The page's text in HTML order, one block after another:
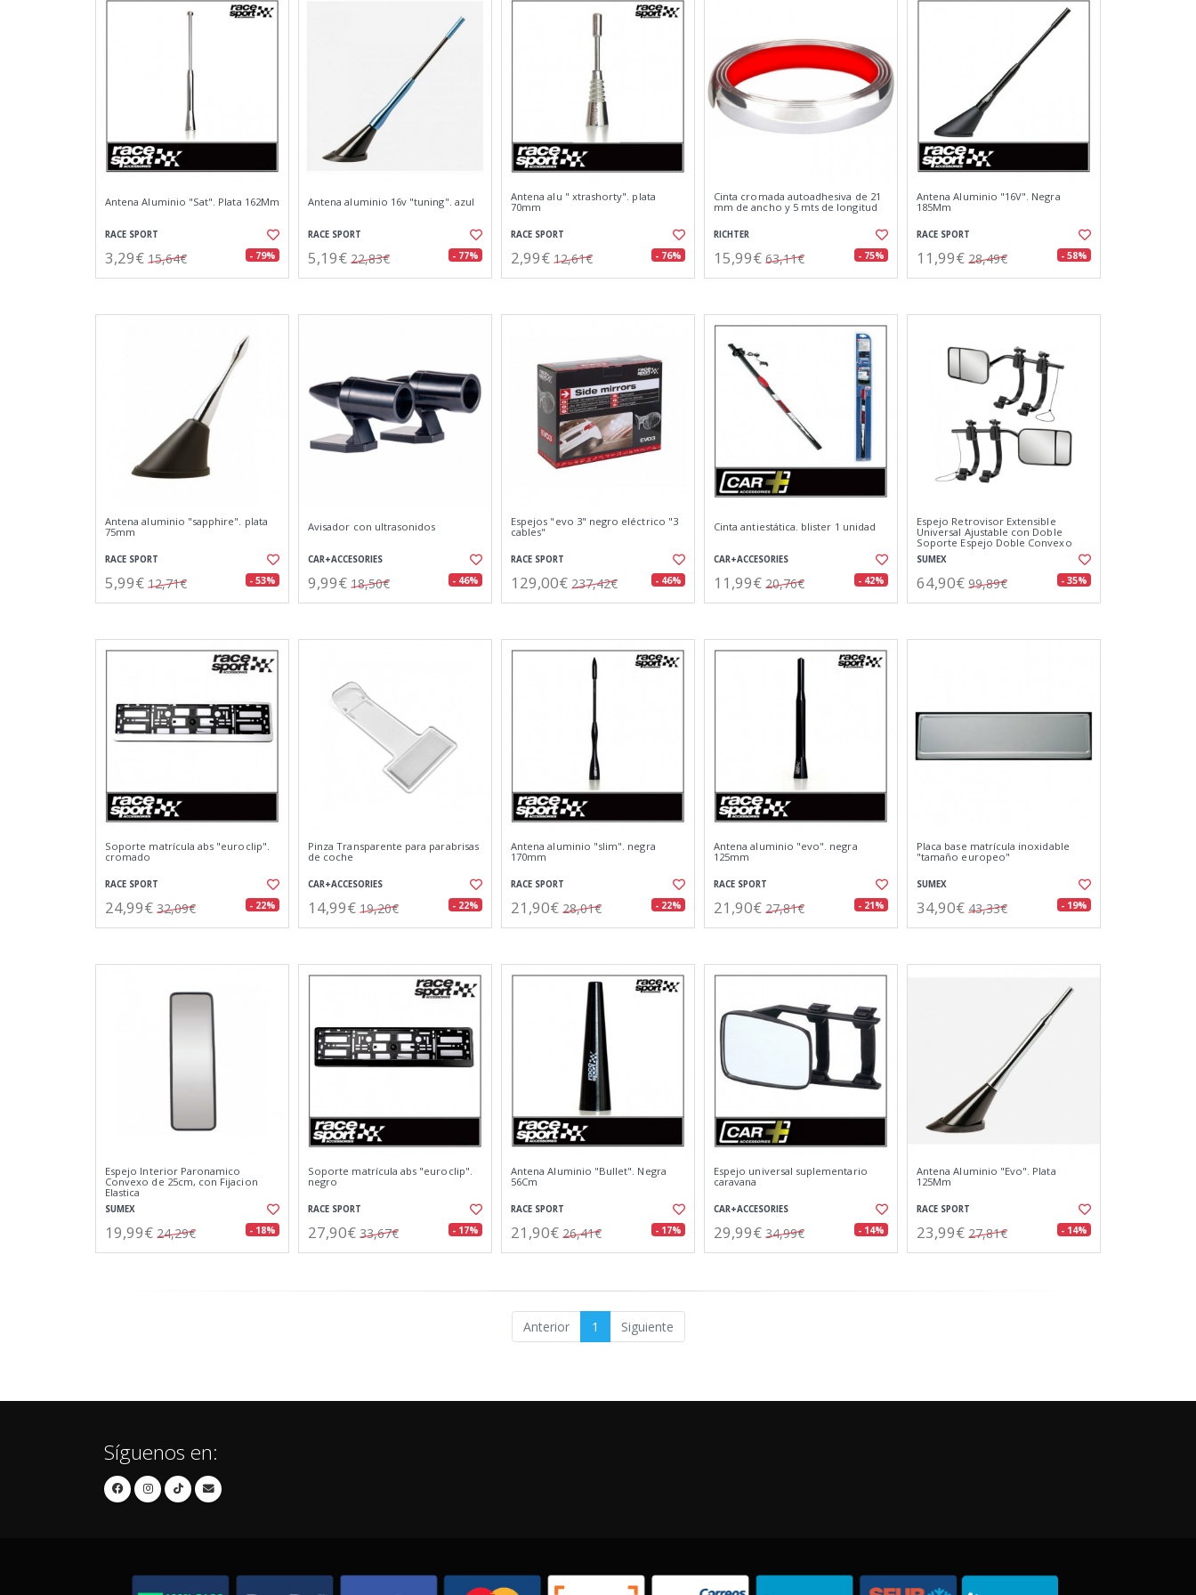
Antena Aluminio "Sat". Plata 162Mm
RACE SPORT
3,29€ 15,64€ - 79%
Antena aluminio 16v "tuning". azul
RACE SPORT
5,19€ 22,83€ - 77%
Antena alu " xtrashorty". plata
70mm
RACE SPORT
2,99€ 12,61€ - 76%
Cinta cromada autoadhesiva de 21
mm de ancho y 5 mts de longitud
RICHTER
15,99€ 63,11€ - 75%
Antena Aluminio "16V". Negra
185Mm
RACE SPORT
11,99€ 28,49€ - 58%
Antena aluminio "sapphire". plata
75mm
RACE SPORT
5,99€ 12,71€ - 53%
Avisador con ultrasonidos
CAR+ACCESORIES
9,99€ 18,50€ - 46%
Espejos "evo 3" negro eléctrico "3
cables"
RACE SPORT
129,00€ 237,42€ - 46%
Cinta antiestática. blister 1 unidad
CAR+ACCESORIES
11,99€ 20,76€ - 42%
Espejo Retrovisor Extensible
Universal Ajustable con Doble
Soporte Espejo Doble Convexo
Multi-ángulos
SUMEX
64,90€ 99,89€ - 35%
Soporte matrícula abs "euroclip".
cromado
RACE SPORT
24,99€ 32,09€ - 22%
Pinza Transparente para parabrisas
de coche
CAR+ACCESORIES
14,99€ 19,20€ - 22%
Antena aluminio "slim". negra
170mm
RACE SPORT
21,90€ 28,01€ - 22%
Antena aluminio "evo". negra
125mm
RACE SPORT
21,90€ 27,81€ - 21%
Placa base matrícula inoxidable
"tamaño europeo"
SUMEX
34,90€ 43,33€ - 19%
Espejo Interior Paronamico
Convexo de 25cm, con Fijacion
Elastica
SUMEX
19,99€ 24,29€ - 18%
Soporte matrícula abs "euroclip".
negro
RACE SPORT
27,90€ 33,67€ - 17%
Antena Aluminio "Bullet". Negra
56Cm
RACE SPORT
21,90€ 26,41€ - 17%
Espejo universal suplementario
caravana
CAR+ACCESORIES
29,99€ 34,99€ - 14%
Antena Aluminio "Evo". Plata
125Mm
RACE SPORT
23,99€ 27,81€ - 14%
Anterior 1 Siguiente
Síguenos en: